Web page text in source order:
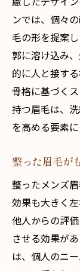
ンでは、個々
毛の形を提案
郭に溶け込み
的に人と接す
骨格に基づく
持つ眉毛は、
を高める要素に
整った眉毛が
整ったメンズ
効果も大きく
他人からの評
させる効果が
は、個人のニ